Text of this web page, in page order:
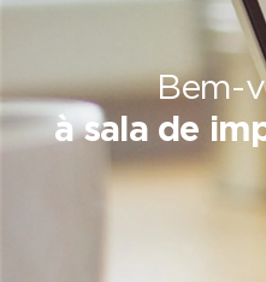
Bem-
à sala de